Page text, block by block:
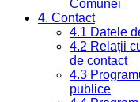
Comunei
4. Contact
4.1 Datele
4.2 Relații
de contact
4.3
publice